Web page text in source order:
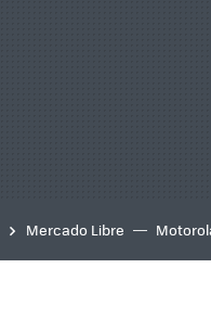
Mercado Libre